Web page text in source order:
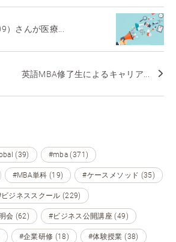
）さんが医療...
英語MBA修了生によるキャリア...
(39) #mba (371)
#MBA単科 (19) #ケースメソッド (35)
ジネススクール (229)
会 (62) #ビジネス公開講座 (49)
#企業研修 (18) #体験授業 (38)